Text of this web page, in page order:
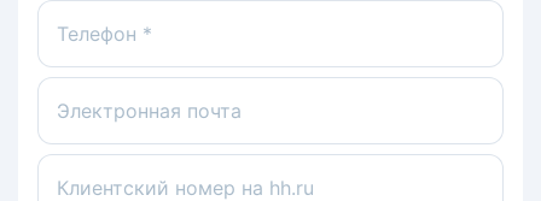
Телефон *
Электронная почта
Клиентский номер на hh.ru